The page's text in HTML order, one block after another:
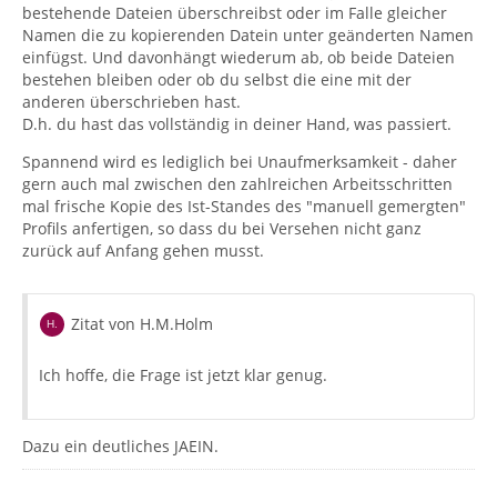
bestehende Dateien überschreibst oder im Falle gleicher
Namen die zu kopierenden Datein unter geänderten Namen
einfügst. Und davonhängt wiederum ab, ob beide Dateien
bestehen bleiben oder ob du selbst die eine mit der
anderen überschrieben hast.
D.h. du hast das vollständig in deiner Hand, was passiert.
Spannend wird es lediglich bei Unaufmerksamkeit - daher
gern auch mal zwischen den zahlreichen Arbeitsschritten
mal frische Kopie des Ist-Standes des "manuell gemergten"
Profils anfertigen, so dass du bei Versehen nicht ganz
zurück auf Anfang gehen musst.
Zitat von H.M.Holm
Ich hoffe, die Frage ist jetzt klar genug.
Dazu ein deutliches JAEIN.